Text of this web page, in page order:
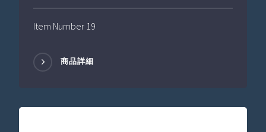
Item Number 19
商品詳細